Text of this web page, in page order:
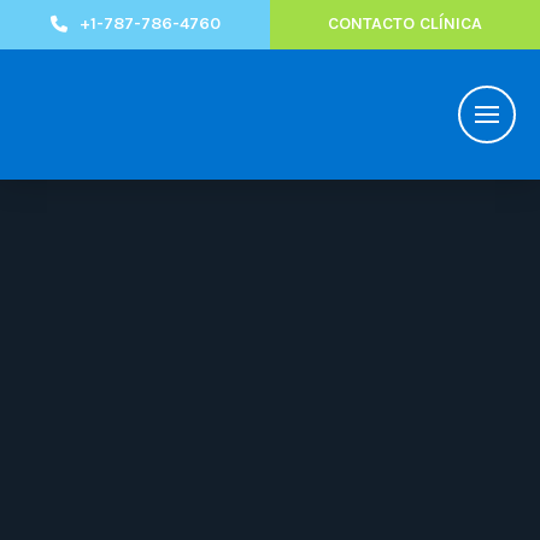
+1-787-786-4760 CONTACTO CLÍNICA